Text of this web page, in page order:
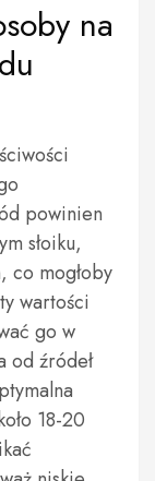
na
powinien
słoiku,
co mogłoby
wartości
go w
od źródeł
18-20